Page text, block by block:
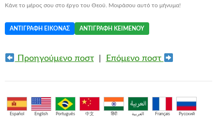
Κάνε το μέρος σου στο έργο του Θεού. Μοιράσου αυτό το μήνυμα!
ΑΝΤΙΓΡΑΦΉ ΕΙΚΌΝΑΣ ΑΝΤΙΓΡΑΦΉ ΚΕΙΜΈΝΟΥ
Προηγούμενο ποστ| Επόμενο ποστ
Español English Português 中文 हिंदी العربية Français Русский